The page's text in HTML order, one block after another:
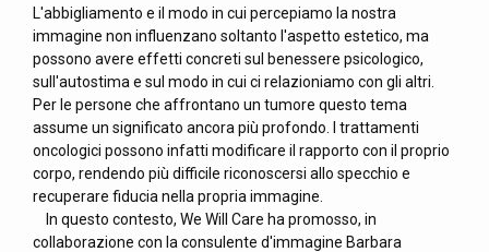
L'abbigliamento e il modo in cui percepiamo la nostra
immagine non influenzano soltanto l'aspetto estetico, ma
possono avere effetti concreti sul benessere psicologico,
sull'autostima e sul modo in cui ci relazioniamo con gli altri.
Per le persone che affrontano un tumore questo tema
assume un significato ancora più profondo. I trattamenti
oncologici possono infatti modificare il rapporto con il proprio
corpo, rendendo più difficile riconoscersi allo specchio e
recuperare fiducia nella propria immagine.
In questo contesto, We Will Care ha promosso, in
collaborazione con la consulente d'immagine Barbara